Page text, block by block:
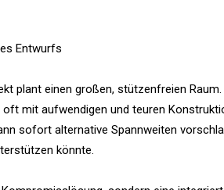
Entwurfs
plant einen großen, stützenfreien
mit aufwendigen und teuren
sofort alternative Spannweiten
könnte.